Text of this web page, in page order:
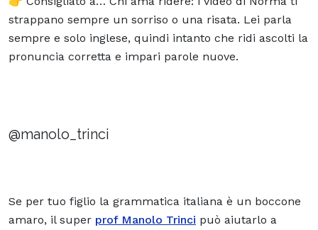
strappano sempre un sorriso o una risata. Lei parla
sempre e solo inglese, quindi intanto che ridi ascolti la
pronuncia corretta e impari parole nuove.
@manolo_trinci
Se per tuo figlio la grammatica italiana è un boccone
amaro, il super prof Manolo Trinci può aiutarlo a